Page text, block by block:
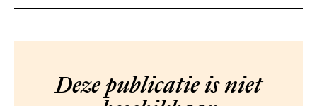
Deze publicatie is niet